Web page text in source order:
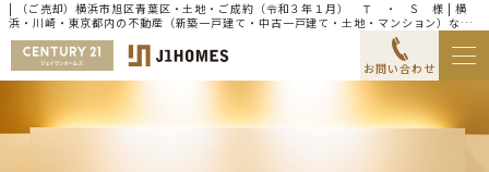
| （ご売却）横浜市旭区青葉区・土地・ご成約（令和３年１月） Ｔ ・ Ｓ 様 | 横
浜・川崎・東京都内の不動産（新築一戸建て・中古一戸建て・土地・マンション）なら
センチュリー21ジェイワンホームズ
お問い合わせ